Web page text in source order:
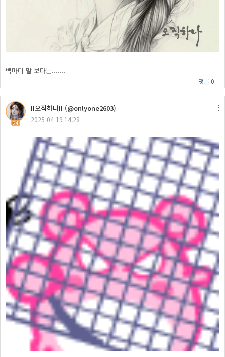
백마디 말 보다는.......
댓글 0
64
II오직하나II (@onlyone2603)
2025-04-19 14:28